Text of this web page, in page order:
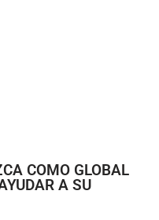
COMO GLOBAL
A SU